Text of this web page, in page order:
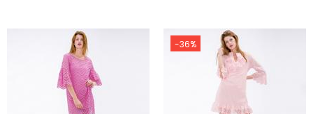
-36%